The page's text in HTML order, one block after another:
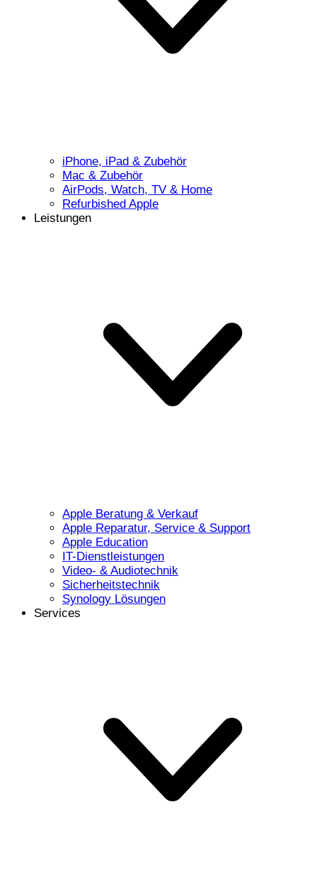
iPhone, iPad & Zubehör
Mac & Zubehör
AirPods, Watch, TV & Home
Refurbished Apple
Leistungen
Apple Beratung & Verkauf
Apple Reparatur, Service & Support
Apple Education
IT-Dienstleistungen
Video- & Audiotechnik
Sicherheitstechnik
Synology Lösungen
Services